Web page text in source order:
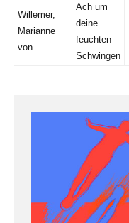
Willemer,
Marianne
von
Ach um
deine
feuchten
Schwingen